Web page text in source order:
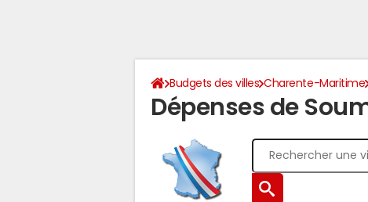
Budgets des villes Charente-Maritime
Dépenses de